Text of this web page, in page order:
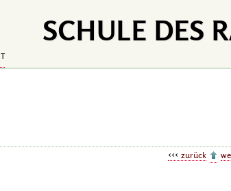
SCHULE DES
zurück